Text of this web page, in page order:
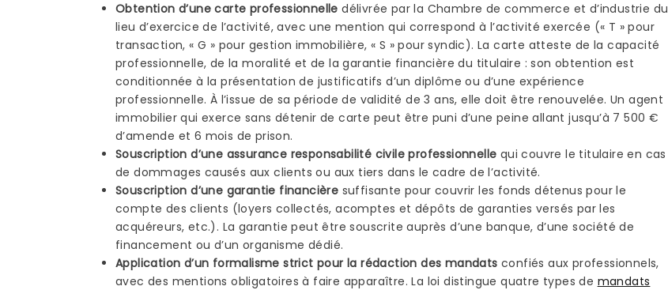
Obtention d’une carte professionnelle délivrée par la Chambre de commerce et d’industrie du
lieu d’exercice de l’activité, avec une mention qui correspond à l’activité exercée (« T » pour
transaction, « G » pour gestion immobilière, « S » pour syndic). La carte atteste de la capacité
professionnelle, de la moralité et de la garantie financière du titulaire : son obtention est
conditionnée à la présentation de justificatifs d’un diplôme ou d’une expérience
professionnelle. À l’issue de sa période de validité de 3 ans, elle doit être renouvelée. Un agent
immobilier qui exerce sans détenir de carte peut être puni d’une peine allant jusqu’à 7 500 €
d’amende et 6 mois de prison.
Souscription d’une assurance responsabilité civile professionnelle qui couvre le titulaire en cas
de dommages causés aux clients ou aux tiers dans le cadre de l’activité.
Souscription d’une garantie financière suffisante pour couvrir les fonds détenus pour le
compte des clients (loyers collectés, acomptes et dépôts de garanties versés par les
acquéreurs, etc.). La garantie peut être souscrite auprès d’une banque, d’une société de
financement ou d’un organisme dédié.
Application d’un formalisme strict pour la rédaction des mandats confiés aux professionnels,
avec des mentions obligatoires à faire apparaître. La loi distingue quatre types de mandats